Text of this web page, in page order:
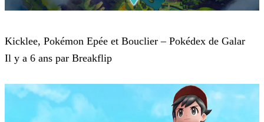
Kicklee, Pokémon Epée et Bouclier – Pokédex de Galar
Il y a 6 ans par Breakflip